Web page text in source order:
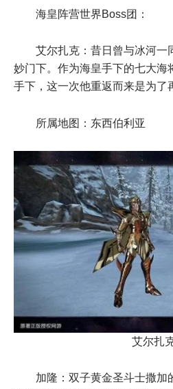
海皇阵营世界Boss团：
艾尔扎克：昔日曾与冰河一
妙门下。作为海皇手下的七大海
手下，这一次他重返而来是为了
所属地图：东西伯利亚
艾尔扎
加隆：双子黄金圣斗士撒加